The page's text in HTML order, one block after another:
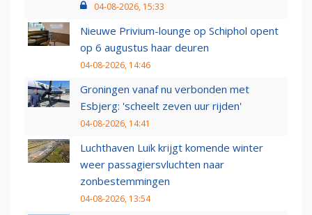
04-08-2026, 15:33
Nieuwe Privium-lounge op Schiphol opent
op 6 augustus haar deuren
04-08-2026, 14:46
Groningen vanaf nu verbonden met
Esbjerg: 'scheelt zeven uur rijden'
04-08-2026, 14:41
Luchthaven Luik krijgt komende winter
weer passagiersvluchten naar
zonbestemmingen
04-08-2026, 13:54